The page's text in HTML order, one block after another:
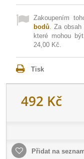
Zakoupením
bodů. Za
které mohou
24,00 Kč.
Tisk
492 Kč
Přidat na